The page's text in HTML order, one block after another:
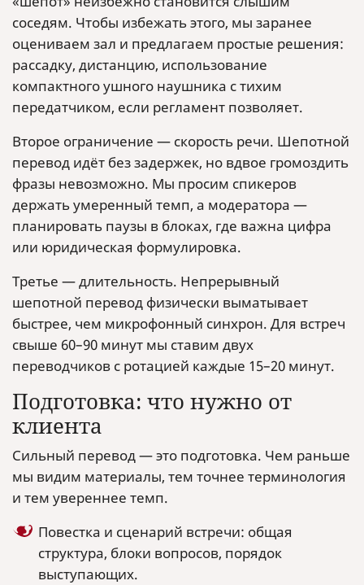
соседям. Чтобы избежать этого, мы заранее
оцениваем зал и предлагаем простые решения:
рассадку, дистанцию, использование
компактного ушного наушника с тихим
передатчиком, если регламент позволяет.
Второе ограничение — скорость речи. Шепотной
перевод идёт без задержек, но вдвое громоздить
фразы невозможно. Мы просим спикеров
держать умеренный темп, а модератора —
планировать паузы в блоках, где важна цифра
или юридическая формулировка.
Третье — длительность. Непрерывный
шепотной перевод физически выматывает
быстрее, чем микрофонный синхрон. Для встреч
свыше 60–90 минут мы ставим двух
переводчиков с ротацией каждые 15–20 минут.
Подготовка: что нужно от
клиента
Сильный перевод — это подготовка. Чем раньше
мы видим материалы, тем точнее терминология
и тем увереннее темп.
Повестка и сценарий встречи: общая
структура, блоки вопросов, порядок
выступающих.